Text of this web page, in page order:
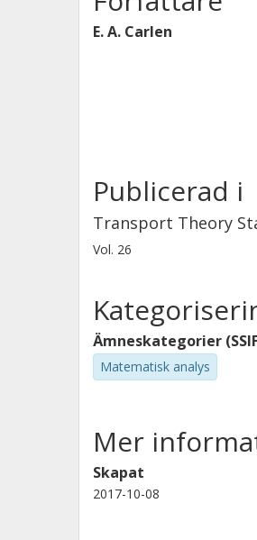
E. A. Carlen
Publicerad i
Transport Theory
Vol. 26
Ämneskategorier
Matematisk analys
Mer
Skapat
2017-10-08